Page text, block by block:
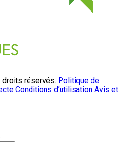
droits réservés. Politique de
Conditions d’utilisation Avis et